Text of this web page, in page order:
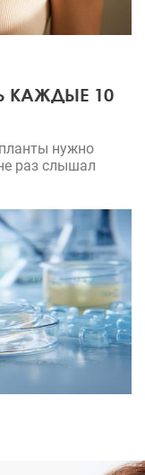
КАЖДЫЕ 10
нужно
раз слышал